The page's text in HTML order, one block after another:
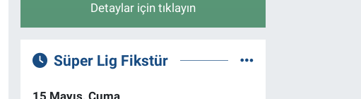
Detaylar için tıklayın
Süper Lig Fikstür
15 Mayıs, Cuma